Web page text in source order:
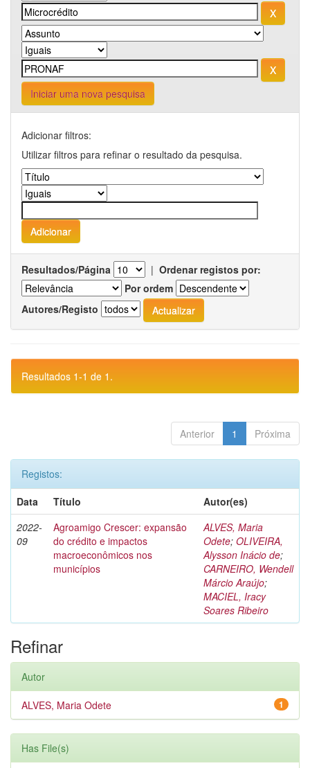
Iniciar uma nova pesquisa
Adicionar filtros:
Utilizar filtros para refinar o resultado da pesquisa.
Resultados/Página | Ordenar registos por:
Por ordem
Autores/Registo
Resultados 1-1 de 1.
Anterior 1 Próxima
Registos:
Data
Título
Autor(es)
2022-
09
Agroamigo Crescer: expansão
do crédito e impactos
macroeconômicos nos
municípios
ALVES, Maria
Odete; OLIVEIRA,
Alysson Inácio de;
CARNEIRO, Wendell
Márcio Araújo;
MACIEL, Iracy
Soares Ribeiro
Refinar
Autor
1
ALVES, Maria Odete
Has File(s)